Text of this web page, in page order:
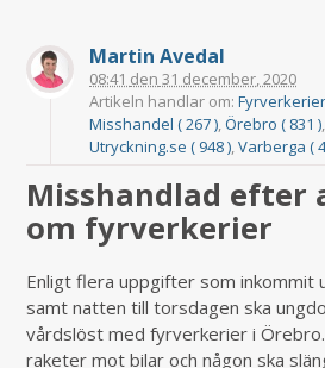
Martin Avedal
08:41 den 31 december, 2020
Artikeln handlar om:
Misshandel ( 267 ),Örebro ( 831 )
Utryckning.se ( 948 ),Varberga (
Misshandlad
om fyrverkerier
Enligt flera uppgifter som inkommit
samt natten till torsdagen ska
vårdslöst med fyrverkerier i
raketer mot bilar och någon ska